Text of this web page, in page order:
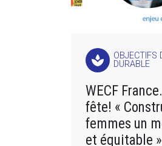
spa
OBJECTIFS
DURABLE
WECF
fête! «
femmes un
et équitable »